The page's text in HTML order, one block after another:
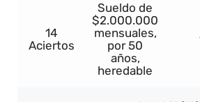
14
Aciertos
Sueldo de
$2.000.000
mensuales,
por 50
años,
heredable